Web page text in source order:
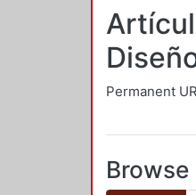
Permanent
Browse